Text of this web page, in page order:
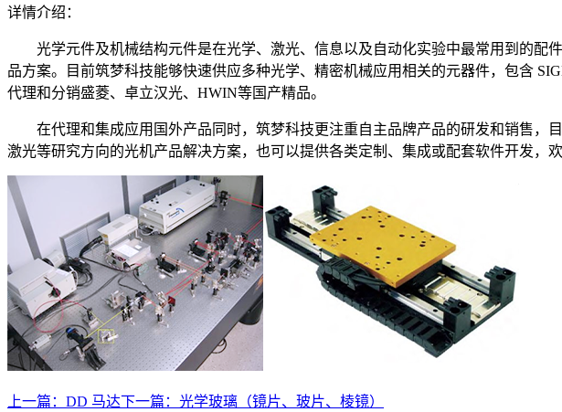
详情介绍：
光学元件及机械结构元件是在光学、激光、信息以及自动化实验中最常用到的
品方案。目前筑梦科技能够快速供应多种光学、精密机械应用相关的元器件，包含
代理和分销盛菱、卓立汉光、HWIN等国产精品。
在代理和集成应用国外产品同时，筑梦科技更注重自主品牌产品的研发和销售，
激光等研究方向的光机产品解决方案，也可以提供各类定制、集成或配套软件开发，欢
上一篇： DD 马达下一篇： 光学玻璃（镜片、玻片、棱镜）